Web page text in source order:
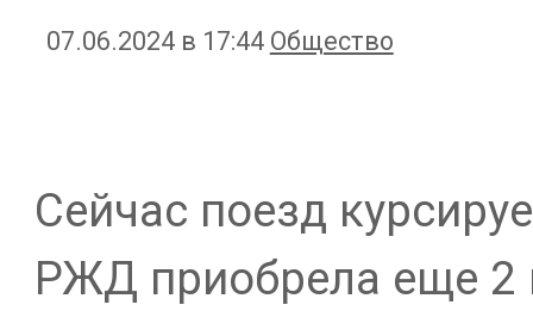
07.06.2024 в 17:44 Общество
Сейчас поезд
РЖД приобрела еще 2